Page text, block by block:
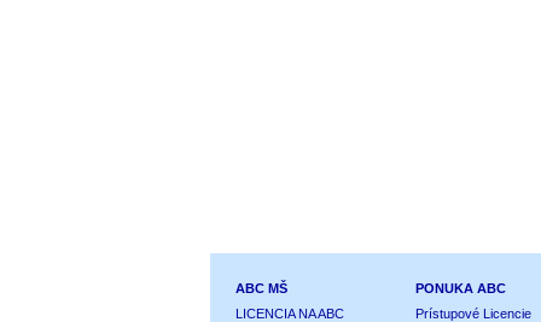
ABC MŠ
LICENCIA NA ABC
PONUKA ABC
Prístupové Licencie